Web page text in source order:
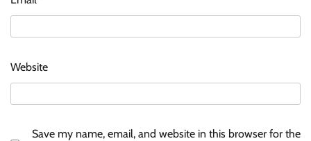
Website
Save my name, email, and website in this browser for the